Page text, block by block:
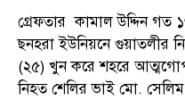
গ্রেফতার কামাল উদ্দিন গত
ছনহরা ইউনিয়নে গুয়াতলীর
(২৫) খুন করে শহরে
নিহত শেলির ভাই মো.